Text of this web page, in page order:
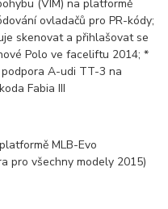
(VIM) na platformě
ovladačů pro PR-kódy;
skenovat a přihlašovat se
Polo ve faceliftu 2014; *
A-udi TT-3 na
Fabia III
MLB-Evo
pro všechny modely 2015)